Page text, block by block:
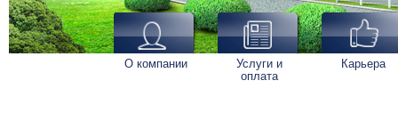
О компании Услуги и
оплата
Карьера